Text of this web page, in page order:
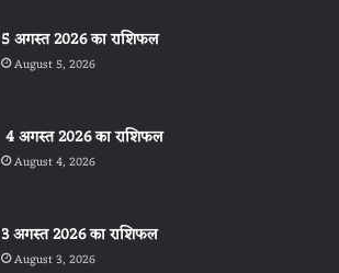
5 अगस्त 2026 का राशिफल
August 5, 2026
4 अगस्त 2026 का राशिफल
August 4, 2026
3 अगस्त 2026 का राशिफल
August 3, 2026